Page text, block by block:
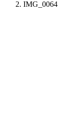
IMG_0064